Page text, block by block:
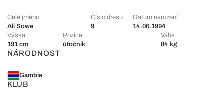
Celé jméno
Ali Sowe
Číslo dresu
9
Datum narození
14.06.1994
Výška
191 cm
Pozice
útočník
Váha
84 kg
NÁRODNOST
Gambie
KLUB